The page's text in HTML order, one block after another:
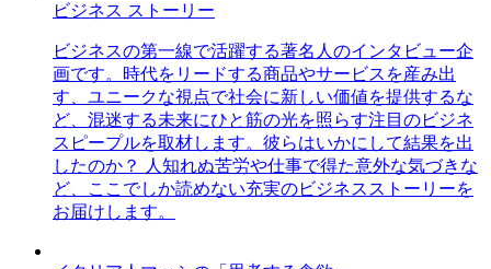
ビジネス ストーリー
ビジネスの第一線で活躍する著名人のインタビュー企
画です。時代をリードする商品やサービスを産み出
す、ユニークな視点で社会に新しい価値を提供するな
ど、混迷する未来にひと筋の光を照らす注目のビジネ
スピープルを取材します。彼らはいかにして結果を出
したのか？ 人知れぬ苦労や仕事で得た意外な気づきな
ど、ここでしか読めない充実のビジネスストーリーを
お届けします。